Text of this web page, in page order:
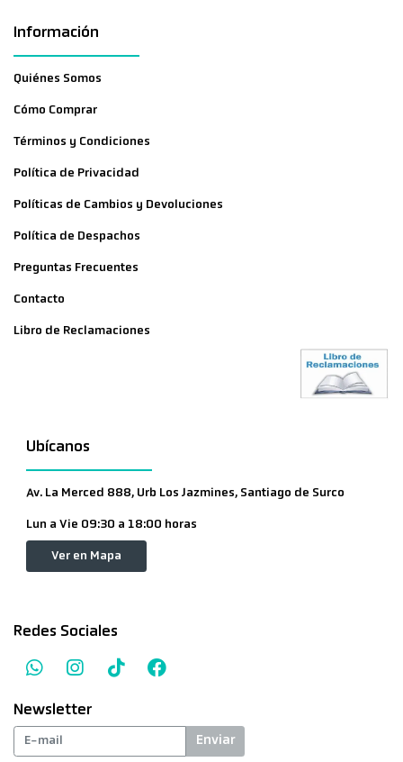
Información
Quiénes Somos
Cómo Comprar
Términos y Condiciones
Política de Privacidad
Políticas de Cambios y Devoluciones
Política de Despachos
Preguntas Frecuentes
Contacto
Libro de Reclamaciones
Ubícanos
Av. La Merced 888, Urb Los Jazmines, Santiago de Surco
Lun a Vie 09:30 a 18:00 horas
Ver en Mapa
Redes Sociales
Newsletter
Enviar